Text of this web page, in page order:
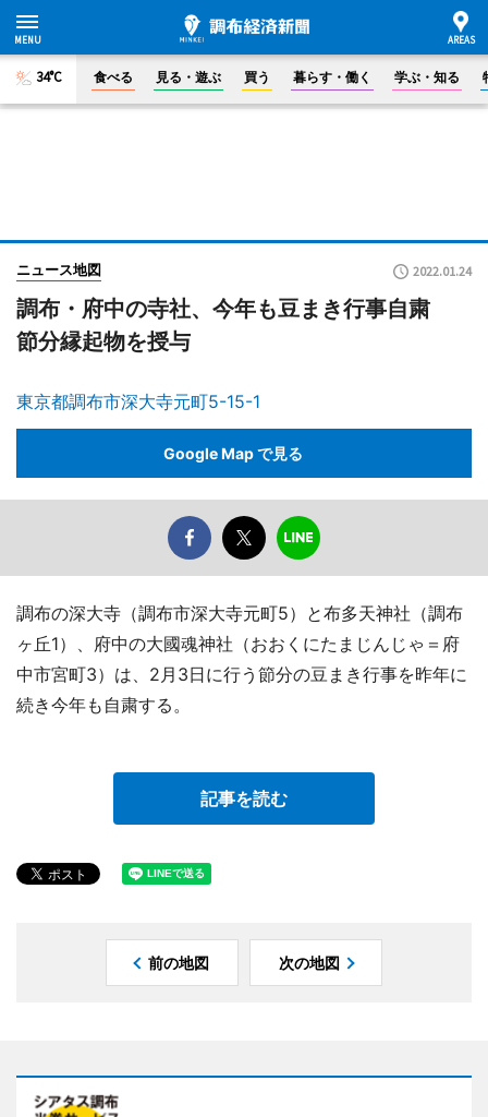
34°C 食べる 見る・遊ぶ 買う 暮らす・働く 学ぶ・知る
ニュース地図 2022.01.24
調布・府中の寺社、今年も豆まき行事自粛
節分縁起物を授与
東京都調布市深大寺元町5-15-1
Google Map で見る
調布の深大寺（調布市深大寺元町5）と布多天神社（調布
ヶ丘1）、府中の大國魂神社（おおくにたまじんじゃ＝府
中市宮町3）は、2月3日に行う節分の豆まき行事を昨年に
続き今年も自粛する。
記事を読む
前の地図 次の地図